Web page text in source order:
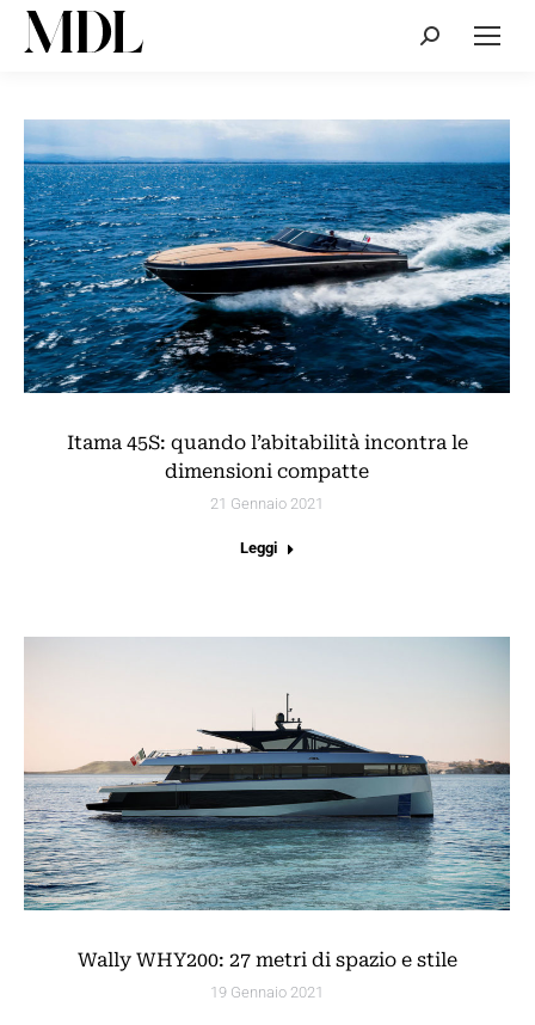
Cerca:
Itama 45S: quando l’abitabilità incontra le
dimensioni compatte
21 Gennaio 2021
Leggi
Wally WHY200: 27 metri di spazio e stile
19 Gennaio 2021